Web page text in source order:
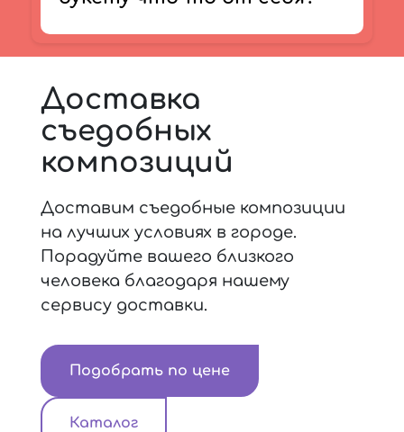
Доставка
съедобных
композиций
Доставим съедобные композиции
на лучших условиях в городе.
Порадуйте вашего близкого
человека благодаря нашему
сервису доставки.
Подобрать по цене
Каталог